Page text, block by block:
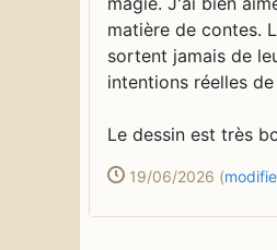
matière de contes.
sortent jamais de
intentions réelles de
Le dessin est très
19/06/2026 (